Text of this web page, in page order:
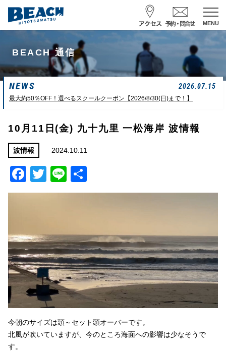
MENU
スクール予約・お問合せ
レンタル予約
サーフ ナミイーヨ
0475-32-7314
一松海岸 波情報
サイズ
ムネカタ前後
状態
ややザワ
BEACH 通信
NEWS 2026.07.15
最大約50％OFF！選べるスクールクーポン【2026/8/30(日)まで！】
10月11日(金) 九十九里 一松海岸 波情報
波情報 2024.10.11
Facebook
Twitter
Line
有
今朝のサイズは頭～セット頭オーバーです。
北風が吹いていますが、今のところ海面への影響は少なそうで
す。